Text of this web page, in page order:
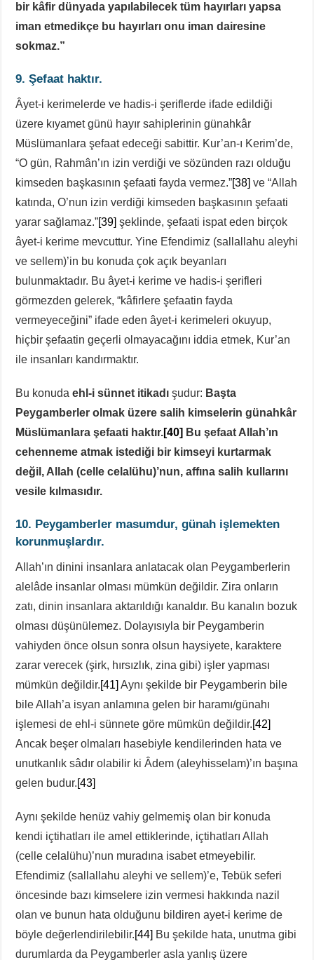
bir kâfir dünyada yapılabilecek tüm hayırları yapsa
iman etmedikçe bu hayırları onu iman dairesine
sokmaz.”
9. Şefaat haktır.
Âyet-i kerimelerde ve hadis-i şeriflerde ifade edildiği
üzere kıyamet günü hayır sahiplerinin günahkâr
Müslümanlara şefaat edeceği sabittir. Kur’an-ı Kerim’de,
“O gün, Rahmân’ın izin verdiği ve sözünden razı olduğu
kimseden başkasının şefaati fayda vermez.”[38] ve “Allah
katında, O’nun izin verdiği kimseden başkasının şefaati
yarar sağlamaz.”[39] şeklinde, şefaati ispat eden birçok
âyet-i kerime mevcuttur. Yine Efendimiz (sallallahu aleyhi
ve sellem)’in bu konuda çok açık beyanları
bulunmaktadır. Bu âyet-i kerime ve hadis-i şerifleri
görmezden gelerek, “kâfirlere şefaatin fayda
vermeyeceğini” ifade eden âyet-i kerimeleri okuyup,
hiçbir şefaatin geçerli olmayacağını iddia etmek, Kur’an
ile insanları kandırmaktır.
Bu konudaehl-i sünnet itikadı şudur: Başta
Peygamberler olmak üzere salih kimselerin günahkâr
Müslümanlara şefaati haktır.[40] Bu şefaat Allah’ın
cehenneme atmak istediği bir kimseyi kurtarmak
değil, Allah (celle celalühu)’nun, affına salih kullarını
vesile kılmasıdır.
10. Peygamberler masumdur, günah işlemekten
korunmuşlardır.
Allah’ın dinini insanlara anlatacak olan Peygamberlerin
alelâde insanlar olması mümkün değildir. Zira onların
zatı, dinin insanlara aktarıldığı kanaldır. Bu kanalın bozuk
olması düşünülemez. Dolayısıyla bir Peygamberin
vahiyden önce olsun sonra olsun haysiyete, karaktere
zarar verecek (şirk, hırsızlık, zina gibi) işler yapması
mümkün değildir.[41] Aynı şekilde bir Peygamberin bile
bile Allah’a isyan anlamına gelen bir haramı/günahı
işlemesi de ehl-i sünnete göre mümkün değildir.[42]
Ancak beşer olmaları hasebiyle kendilerinden hata ve
unutkanlık sâdır olabilir ki Âdem (aleyhisselam)’ın başına
gelen budur.[43]
Aynı şekilde henüz vahiy gelmemiş olan bir konuda
kendi içtihatları ile amel ettiklerinde, içtihatları Allah
(celle celalühu)’nun muradına isabet etmeyebilir.
Efendimiz (sallallahu aleyhi ve sellem)’e, Tebük seferi
öncesinde bazı kimselere izin vermesi hakkında nazil
olan ve bunun hata olduğunu bildiren ayet-i kerime de
böyle değerlendirilebilir.[44] Bu şekilde hata, unutma gibi
durumlarda da Peygamberler asla yanlış üzere